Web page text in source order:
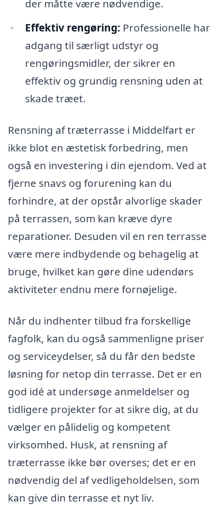
der måtte være nødvendige.
Effektiv rengøring: Professionelle har
adgang til særligt udstyr og
rengøringsmidler, der sikrer en
effektiv og grundig rensning uden at
skade træet.
Rensning af træterrasse i Middelfart er
ikke blot en æstetisk forbedring, men
også en investering i din ejendom. Ved at
fjerne snavs og forurening kan du
forhindre, at der opstår alvorlige skader
på terrassen, som kan kræve dyre
reparationer. Desuden vil en ren terrasse
være mere indbydende og behagelig at
bruge, hvilket kan gøre dine udendørs
aktiviteter endnu mere fornøjelige.
Når du indhenter tilbud fra forskellige
fagfolk, kan du også sammenligne priser
og serviceydelser, så du får den bedste
løsning for netop din terrasse. Det er en
god idé at undersøge anmeldelser og
tidligere projekter for at sikre dig, at du
vælger en pålidelig og kompetent
virksomhed. Husk, at rensning af
træterrasse ikke bør overses; det er en
nødvendig del af vedligeholdelsen, som
kan give din terrasse et nyt liv.